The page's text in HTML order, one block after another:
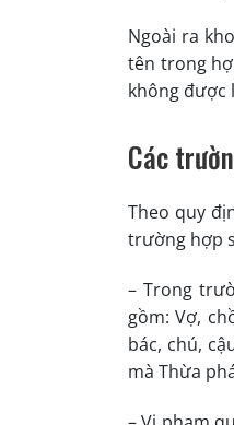
Ngoài ra
tên trong
không được
Các
Theo quy
trường hợp
– Trong
gồm: Vợ,
bác, chú,
mà Thừa